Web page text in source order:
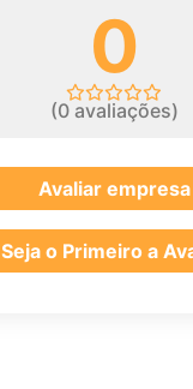
0
(0avaliações)
Avaliar empresa
Seja o Primeiro a